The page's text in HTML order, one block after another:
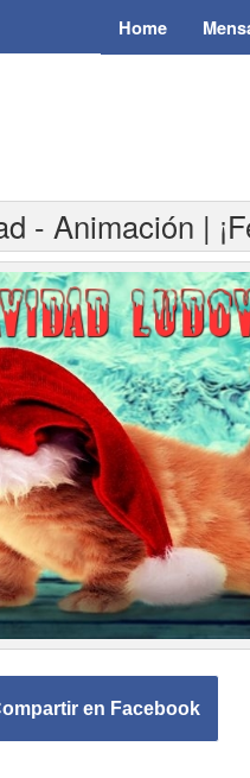
Home
- Animación |
en Facebook